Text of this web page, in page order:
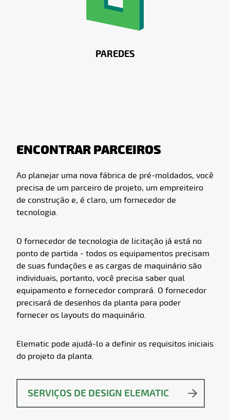
PAREDES
ENCONTRAR PARCEIROS
Ao planejar uma nova fábrica de pré-moldados, você
precisa de um parceiro de projeto, um empreiteiro
de construção e, é claro, um fornecedor de
tecnologia.
O fornecedor de tecnologia de licitação já está no
ponto de partida - todos os equipamentos precisam
de suas fundações e as cargas de maquinário são
individuais, portanto, você precisa saber qual
equipamento e fornecedor comprará. O fornecedor
precisará de desenhos da planta para poder
fornecer os layouts do maquinário.
Elematic pode ajudá-lo a definir os requisitos iniciais
do projeto da planta.
SERVIÇOS DE DESIGN ELEMATIC